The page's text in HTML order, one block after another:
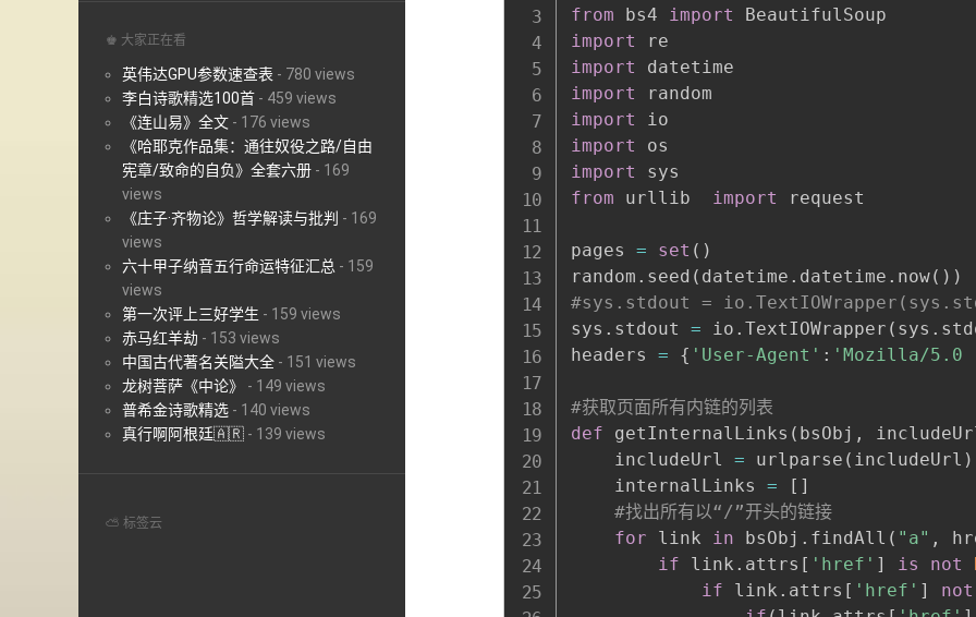
♚ 大家正在看
英伟达GPU参数速查表 - 780 views
李白诗歌精选100首 - 459 views
《连山易》全文 - 176 views
《哈耶克作品集：通往奴役之路/自由
宪章/致命的自负》全套六册 - 169
views
《庄子·齐物论》哲学解读与批判 - 169
views
六十甲子纳音五行命运特征汇总 - 159
views
第一次评上三好学生 - 159 views
赤马红羊劫 - 153 views
中国古代著名关隘大全 - 151 views
龙树菩萨《中论》
- 149 views
普希金诗歌精选 - 140 views
真行啊阿根廷🇦🇷 - 139 views
⛅ 标签云
from bs4 import
import
import
import
import
import
import
from urllib import request
pages = set ( )
random . seed ( datetime . datetime . now( ) )
#sys.stdout =
sys . stdout = io . TextIOWrapper ( sys .
headers = { 'User-Agent' : 'Mozilla/5.0
#获取页面所有内链的列表
def getInternalLinks ( bsObj ,
    includeUrl
= urlparse ( includeUrl )
    internalLinks
= [ ]
#找出所有以“/”开头的链接
for link in bsObj . findAll ( "a" ,
if link . attrs [ 'href' ] is not
if link . attrs [ 'href' ] not